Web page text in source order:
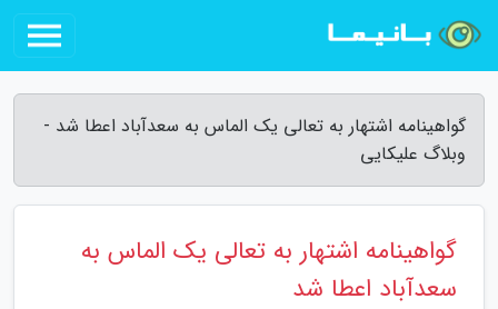
گواهینامه اشتهار به تعالی یک الماس به سعدآباد اعطا شد -
وبلاگ علیکایی
گواهینامه اشتهار به تعالی یک الماس به
سعدآباد اعطا شد